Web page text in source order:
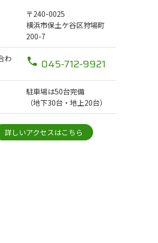
〒240-0025
横浜市保土ケ谷区狩場町
200-7
わ
045-712-9921
駐車場は50台完備
（地下30台・地上20台）
詳しいアクセスはこちら